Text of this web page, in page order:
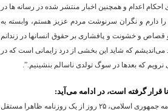
احکام اعدام و همچنین اخبار منتشر شده در رسانه ها در
را دارم و نگران سرنوشت مردم عزیز هستم، وابسته به
قصاص و خشونت و پافشاری بر حقوق انسانها در زندانم
که شاید این بخشی از درد زایمانی است که در
نرویم که بعدها در سوگ تولدی ناسالم بنشینیم.”.
قرار گرفته است، در ادامه می‌آید:
به مناسبت روز جهانی مبارزه با اعدام، از میان چندین روزنامه جمهوری اسلامی، ۲۵ روز از یک روزنامه ظاهرا مستقل